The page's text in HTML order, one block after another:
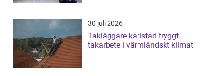
30 juli 2026
Takläggare karlstad tryggt
takarbete i värmländskt klimat